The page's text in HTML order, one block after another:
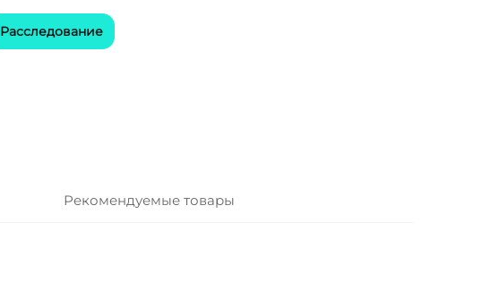
Расследование
Рекомендуемые товары